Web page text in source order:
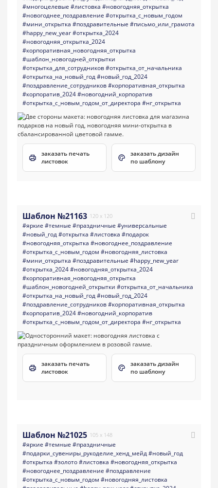
#многоцелевые #листовка #новогодняя_открытка
#новогоднее_поздравление #открытка_с_новым_годом
#мини_открытка #поздравительные #письмо_или_грамота
#happy_new_year#открытка_2024
#новогодняя_открытка_2024
#корпоративная_новогодняя_открытка
#шаблон_новогодней_открытки
#открытка_для_сотрудников#открытка_от_начальника
#открытка_на_новый_год#новый_год_2024
#поздравление_сотрудников#корпоративная_открытка
#корпоратив_2024#новогодний_корпоратив
#открытка_с_новым_годом_от_директора #нг_открытка
заказать печать
листовок
заказать дизайн
по шаблону
Шаблон №21163 120 x 120
#яркие #темные #праздничные #универсальные
#новый_год#открытка #листовка #подарок
#новогодняя_открытка #новогоднее_поздравление
#открытка_с_новым_годом #новогодняя_листовка
#мини_открытка #поздравительные #happy_new_year
#открытка_2024#новогодняя_открытка_2024
#корпоративная_новогодняя_открытка
#шаблон_новогодней_открытки #открытка_от_начальника
#открытка_на_новый_год#новый_год_2024
#поздравление_сотрудников#корпоративная_открытка
#корпоратив_2024#новогодний_корпоратив
#открытка_с_новым_годом_от_директора #нг_открытка
заказать печать
листовок
заказать дизайн
по шаблону
Шаблон №21025 105 x 148
#яркие #темные #праздничные
#подарки_сувениры_рукоделие_хенд_мейд#новый_год
#открытка #золото#листовка #новогодняя_открытка
#новогоднее_поздравление #поздравление
#открытка_с_новым_годом #новогодняя_листовка